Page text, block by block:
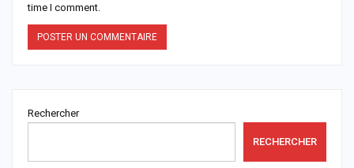
time I comment.
Rechercher
RECHERCHER